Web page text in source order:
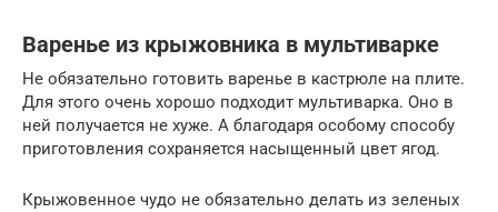
Варенье из крыжовника в мультиварке
Не обязательно готовить варенье в кастрюле на плите.
Для этого очень хорошо подходит мультиварка. Оно в
ней получается не хуже. А благодаря особому способу
приготовления сохраняется насыщенный цвет ягод.
Крыжовенное чудо не обязательно делать из зеленых